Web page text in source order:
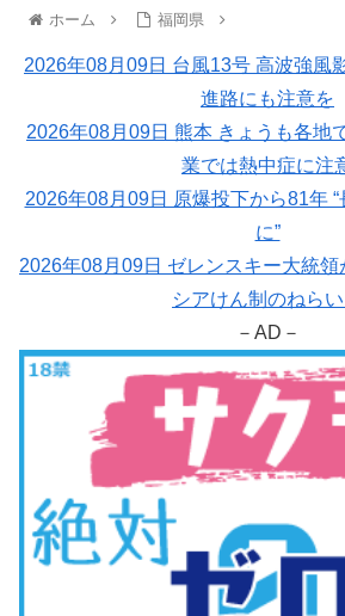
ホーム 福岡県
2026年08月09日 台風13号 高波強風
進路にも注意を
2026年08月09日 熊本 きょうも各地
業では熱中症に注
2026年08月09日 原爆投下から81年
に”
2026年08月09日 ゼレンスキー大統領
シアけん制のねら
－AD－